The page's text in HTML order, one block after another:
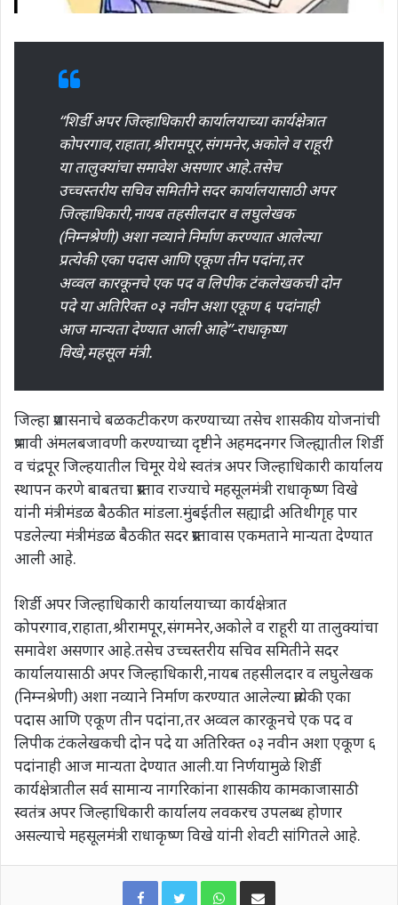
“शिर्डी अपर जिल्हाधिकारी कार्यालयाच्या कार्यक्षेत्रात
कोपरगाव,राहाता,श्रीरामपूर,संगमनेर,अकोले व राहूरी
या तालुक्यांचा समावेश असणार आहे.तसेच
उच्चस्तरीय सचिव समितीने सदर कार्यालयासाठी अपर
जिल्हाधिकारी,नायब तहसीलदार व लघुलेखक
(निम्नश्रेणी) अशा नव्याने निर्माण करण्यात आलेल्या
प्रत्येकी एका पदास आणि एकूण तीन पदांना,तर
अव्वल कारकूनचे एक पद व लिपीक टंकलेखकची दोन
पदे या अतिरिक्त ०३ नवीन अशा एकूण ६ पदांनाही
आज मान्यता देण्यात आली आहे”-राधाकृष्ण
विखे,महसूल मंत्री.
जिल्हा प्रशासनाचे बळकटीकरण करण्याच्या तसेच शासकीय योजनांची
प्रभावी अंमलबजावणी करण्याच्या दृष्टीने अहमदनगर जिल्ह्यातील शिर्डी
व चंद्रपूर जिल्हयातील चिमूर येथे स्वतंत्र अपर जिल्हाधिकारी कार्यालय
स्थापन करणे बाबतचा प्रस्ताव राज्याचे महसूलमंत्री राधाकृष्ण विखे
यांनी मंत्रीमंडळ बैठकीत मांडला.मुंबईतील सह्याद्री अतिथीगृह पार
पडलेल्या मंत्रीमंडळ बैठकीत सदर प्रस्तावास एकमताने मान्यता देण्यात
आली आहे.
शिर्डी अपर जिल्हाधिकारी कार्यालयाच्या कार्यक्षेत्रात
कोपरगाव,राहाता,श्रीरामपूर,संगमनेर,अकोले व राहूरी या तालुक्यांचा
समावेश असणार आहे.तसेच उच्चस्तरीय सचिव समितीने सदर
कार्यालयासाठी अपर जिल्हाधिकारी,नायब तहसीलदार व लघुलेखक
(निम्नश्रेणी) अशा नव्याने निर्माण करण्यात आलेल्या प्रत्येकी एका
पदास आणि एकूण तीन पदांना,तर अव्वल कारकूनचे एक पद व
लिपीक टंकलेखकची दोन पदे या अतिरिक्त ०३ नवीन अशा एकूण ६
पदांनाही आज मान्यता देण्यात आली.या निर्णयामुळे शिर्डी
कार्यक्षेत्रातील सर्व सामान्य नागरिकांना शासकीय कामकाजासाठी
स्वतंत्र अपर जिल्हाधिकारी कार्यालय लवकरच उपलब्ध होणार
असल्याचे महसूलमंत्री राधाकृष्ण विखे यांनी शेवटी सांगितले आहे.
WhatsAppShare via Email